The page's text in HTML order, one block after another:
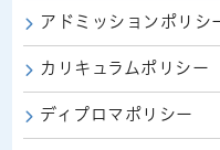
アドミッションポリシ
カリキュラムポリシー
ディプロマポリシー